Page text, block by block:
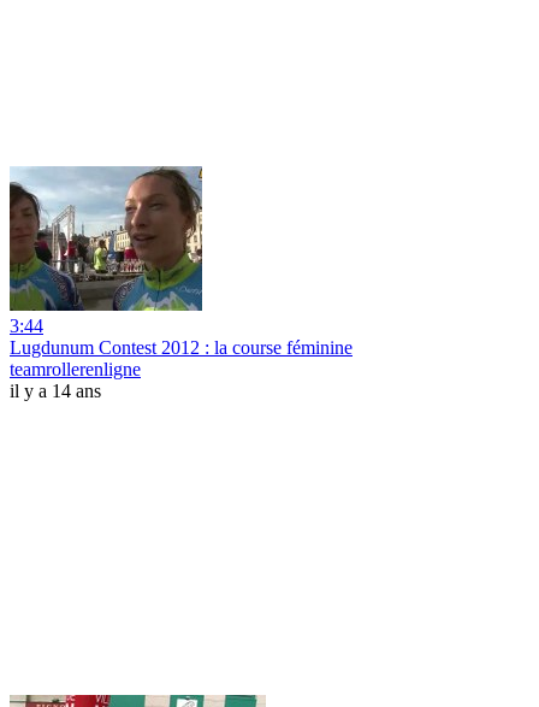
3:44
Lugdunum Contest 2012 : la course féminine
teamrollerenligne
il y a 14 ans